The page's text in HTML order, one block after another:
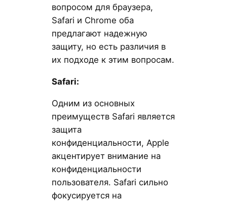
вопросом для браузера,
Safari и Chrome оба
предлагают надежную
защиту, но есть различия в
их подходе к этим вопросам.
Safari:
Одним из основных
преимуществ Safari является
защита
конфиденциальности, Apple
акцентирует внимание на
конфиденциальности
пользователя. Safari сильно
фокусируется на